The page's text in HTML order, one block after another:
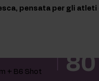
pensata per gli
80